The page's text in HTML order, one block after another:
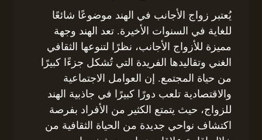
يُعتبر زواج الأجانب في الهند موضوعًا شائعًا
للغاية في السنوات الأخيرة. تعد الهند وجهة
مميزة للأزواج الأجانب، نظرًا لتنوعها الثقافي
الغني وتقاليدها الفريدة التي تُشكل جزءًا كبيرًا
من حياة المجتمع. إن العوامل الاجتماعية
والاقتصادية تلعب دورًا كبيرًا في جاذبية الهند
للزواج، حيث يتمتع الكثير من الأفراد بفرصة
اكتشاف نواحي جديدة من الحياة الثقافية من